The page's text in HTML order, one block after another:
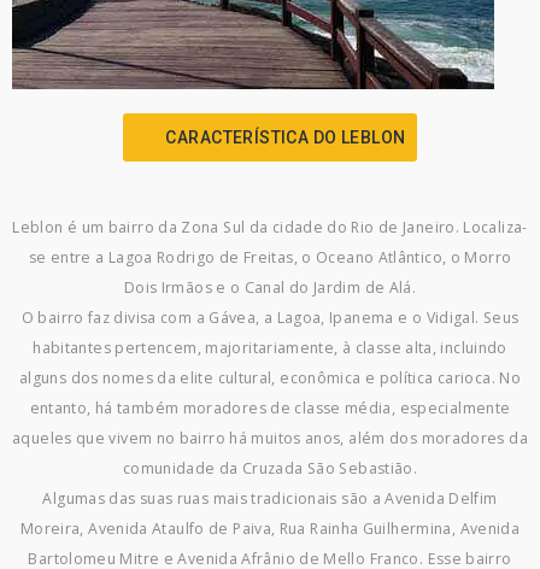
CARACTERÍSTICA DO LEBLON
Leblon é um bairro da Zona Sul da cidade do Rio de Janeiro. Localiza-
se entre a Lagoa Rodrigo de Freitas, o Oceano Atlântico, o Morro
Dois Irmãos e o Canal do Jardim de Alá.
O bairro faz divisa com a Gávea, a Lagoa, Ipanema e o Vidigal. Seus
habitantes pertencem, majoritariamente, à classe alta, incluindo
alguns dos nomes da elite cultural, econômica e política carioca. No
entanto, há também moradores de classe média, especialmente
aqueles que vivem no bairro há muitos anos, além dos moradores da
comunidade da Cruzada São Sebastião.
Algumas das suas ruas mais tradicionais são a Avenida Delfim
Moreira, Avenida Ataulfo de Paiva, Rua Rainha Guilhermina, Avenida
Bartolomeu Mitre e Avenida Afrânio de Mello Franco. Esse bairro